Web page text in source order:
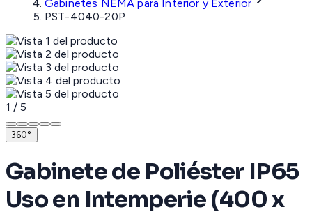
Gabinetes NEMA para Interior y Exterior
PST-4040-20P
1 / 5
360°
Gabinete de Poliéster IP65
Uso en Intemperie (400 x